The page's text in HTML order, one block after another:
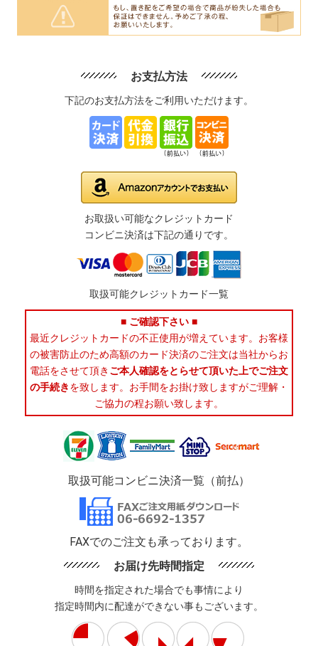
お支払方法
下記のお支払方法をご利用いただけます。
お取扱い可能なクレジットカード
コンビニ決済は下記の通りです。
取扱可能クレジットカード一覧
■ ご確認下さい ■
最近クレジットカードの不正使用が増えています。お客様
の被害防止のため高額のカード決済のご注文は当社からお
電話をさせて頂き ご本人確認をとらせて頂いた上でご注文
の手続きを致します。お手間をお掛け致しますがご理解・
ご協力の程お願い致します。
取扱可能コンビニ決済一覧（前払）
FAXでのご注文も承っております。
お届け先時間指定
時間を指定された場合でも事情により
指定時間内に配達ができない事もございます。